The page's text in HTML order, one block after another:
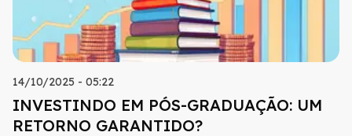
14/10/2025 - 05:22
INVESTINDO EM PÓS-GRADUAÇÃO: UM
RETORNO GARANTIDO?